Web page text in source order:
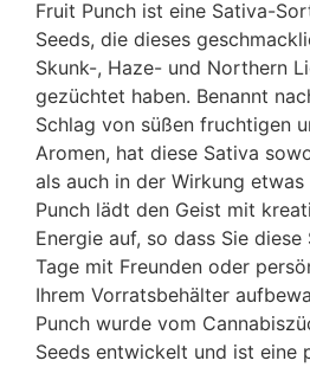
Fruit Punch ist eine Sativa-
Seeds, die dieses
Skunk-, Haze- und Northern
gezüchtet haben. Benannt
Schlag von süßen fruchtigen
Aromen, hat diese Sativa
als auch in der Wirkung
Punch lädt den Geist mit
Energie auf, so dass Sie
Tage mit Freunden oder
Ihrem Vorratsbehälter
Punch wurde vom
Seeds entwickelt und ist eine